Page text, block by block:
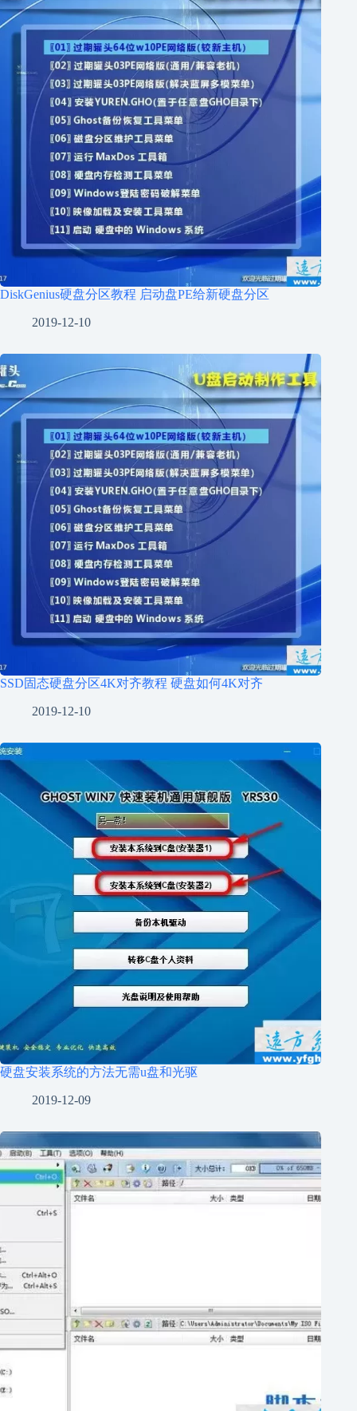
DiskGenius硬盘分区教程 启动盘PE给新硬盘分区
2019-12-10
SSD固态硬盘分区4K对齐教程 硬盘如何4K对齐
2019-12-10
硬盘安装系统的方法无需u盘和光驱
2019-12-09